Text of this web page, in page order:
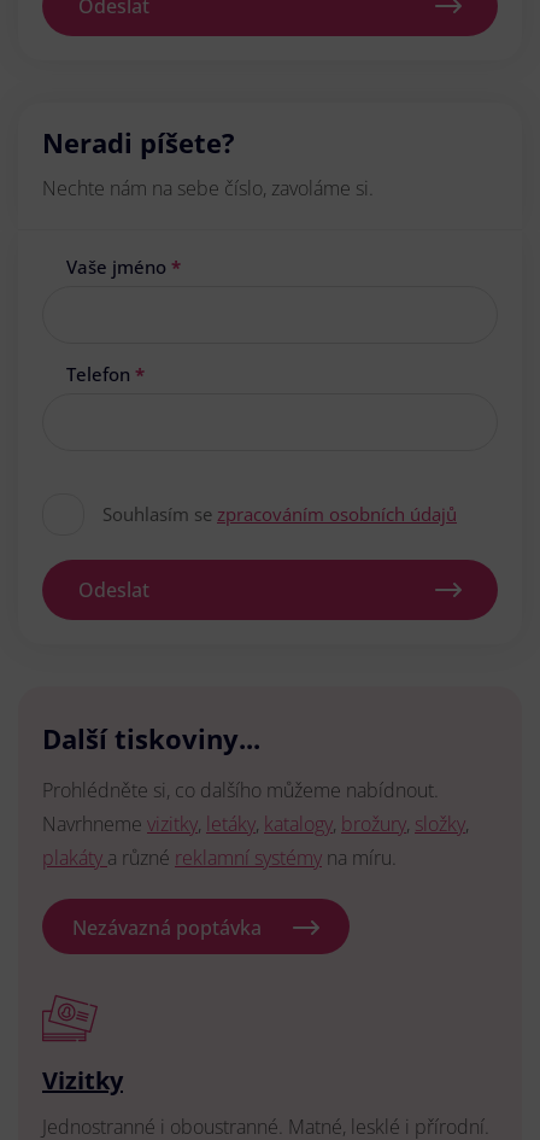
Odeslat
Neradi píšete?
Nechte nám na sebe číslo, zavoláme si.
Vaše jméno *
Telefon *
Souhlasím se zpracováním osobních údajů
Odeslat
Další tiskoviny...
Prohlédněte si, co dalšího můžeme nabídnout.
Navrhneme vizitky, letáky, katalogy, brožury, složky,
plakáty a různé reklamní systémy na míru.
Nezávazná poptávka
Vizitky
Jednostranné i oboustranné. Matné, lesklé i přírodní.